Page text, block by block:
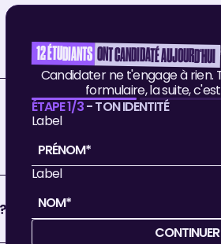
Postule maintenant,
Candidater ne t'engage à rien.
formulaire, la suite,
ÉTAPE 1/3- TON IDENTITÉ
Label
Label
CONTINUER
12ÉTUDIANTS ONT CANDIDATÉ AUJOURD'HUI